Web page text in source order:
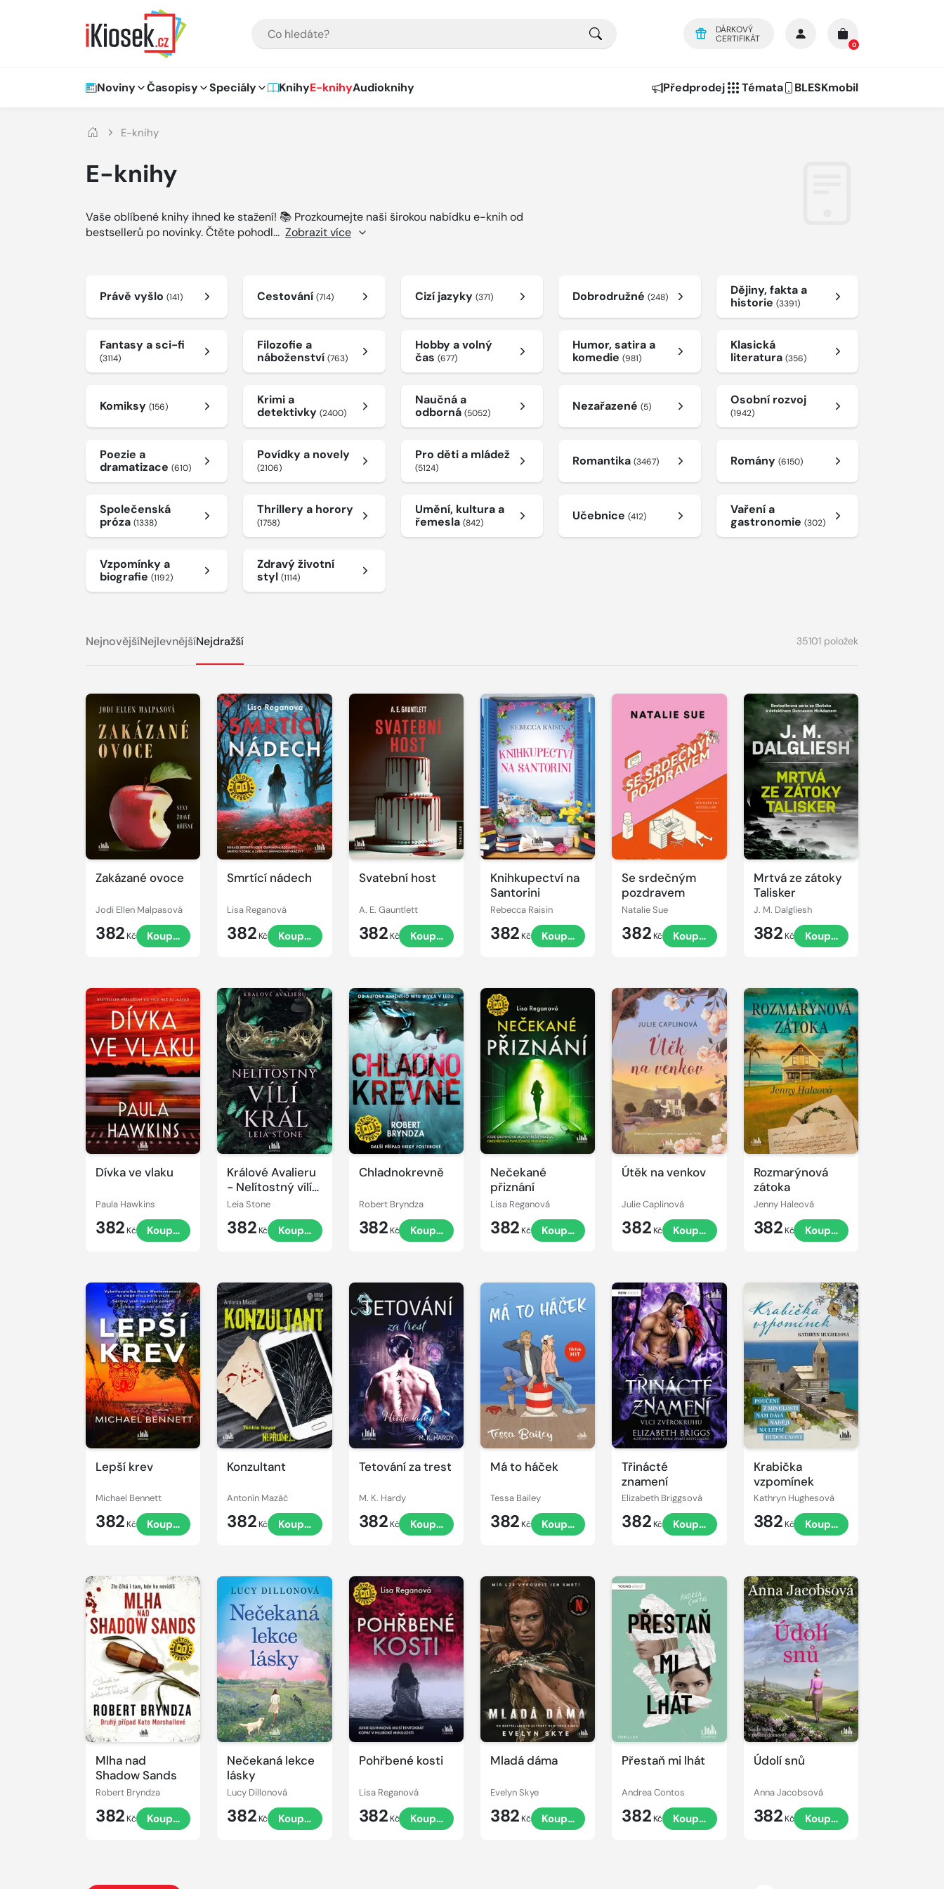
DÁRKOVÝ
CERTIFIKÁT
0
Hlavní navigace
Noviny Časopisy Speciály KnihyE-knihyAudioknihy Předprodej Témata BLESKmobil
E-knihy
E-knihy
Vaše oblíbené knihy ihned ke stažení! 📚 Prozkoumejte naši širokou nabídku e-knih od
bestsellerů po novinky. Čtěte pohodl... Zobrazit více
Právě vyšlo (141) Cestování(714) Cizí jazyky (371) Dobrodružné(248)
Dějiny, fakta a
historie (3391)
Fantasy a sci-fi
(3114)
Filozofie a
náboženství(763)
Hobby a volný
čas (677)
Humor, satira a
komedie(981)
Klasická
literatura (356)
Komiksy (156)
Krimi a
detektivky(2400)
Naučná a
odborná (5052) Nezařazené(5) Osobní rozvoj
(1942)
Poezie a
dramatizace (610)
Povídky a novely
(2106)
Pro děti a mládež
(5124) Romantika(3467) Romány (6150)
Společenská
próza (1338)
Thrillery a horory
(1758)
Umění, kultura a
řemesla (842) Učebnice(412)
Vaření a
gastronomie (302)
Vzpomínky a
biografie (1192)
Zdravý životní
styl(1114)
NejnovějšíNejlevnějšíNejdražší 35101 položek
Zakázané ovoce
Jodi Ellen Malpasová
382 Kč Koupit
Smrtící nádech
Lisa Reganová
382 Kč Koupit
Svatební host
A. E. Gauntlett
382 Kč Koupit
Knihkupectví na
Santorini
Rebecca Raisin
382 Kč Koupit
Se srdečným
pozdravem
Natalie Sue
382 Kč Koupit
Mrtvá ze zátoky
Talisker
J. M. Dalgliesh
382 Kč Koupit
Dívka ve vlaku
Paula Hawkins
382 Kč Koupit
Králové Avalieru
- Nelítostný vílí
král
Leia Stone
382 Kč Koupit
Chladnokrevně
Robert Bryndza
382 Kč Koupit
Nečekané
přiznání
Lisa Reganová
382 Kč Koupit
Útěk na venkov
Julie Caplinová
382 Kč Koupit
Rozmarýnová
zátoka
Jenny Haleová
382 Kč Koupit
Lepší krev
Michael Bennett
382 Kč Koupit
Konzultant
Antonín Mazáč
382 Kč Koupit
Tetování za trest
M. K. Hardy
382 Kč Koupit
Má to háček
Tessa Bailey
382 Kč Koupit
Třinácté
znamení
Elizabeth Briggsová
382 Kč Koupit
Krabička
vzpomínek
Kathryn Hughesová
382 Kč Koupit
Mlha nad
Shadow Sands
Robert Bryndza
382 Kč Koupit
Nečekaná lekce
lásky
Lucy Dillonová
382 Kč Koupit
Pohřbené kosti
Lisa Reganová
382 Kč Koupit
Mladá dáma
Evelyn Skye
382 Kč Koupit
Přestaň mi lhát
Andrea Contos
382 Kč Koupit
Údolí snů
Anna Jacobsová
382 Kč Koupit